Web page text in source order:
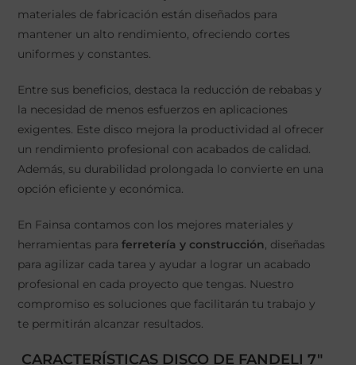
materiales de fabricación están diseñados para
mantener un alto rendimiento, ofreciendo cortes
uniformes y constantes.
Entre sus beneficios, destaca la reducción de rebabas y
la necesidad de menos esfuerzos en aplicaciones
exigentes. Este disco mejora la productividad al ofrecer
un rendimiento profesional con acabados de calidad.
Además, su durabilidad prolongada lo convierte en una
opción eficiente y económica.
En Fainsa contamos con los mejores materiales y
herramientas para ferretería y construcción, diseñadas
para agilizar cada tarea y ayudar a lograr un acabado
profesional en cada proyecto que tengas. Nuestro
compromiso es soluciones que facilitarán tu trabajo y
te permitirán alcanzar resultados.
CARACTERÍSTICAS DISCO DE FANDELI 7"